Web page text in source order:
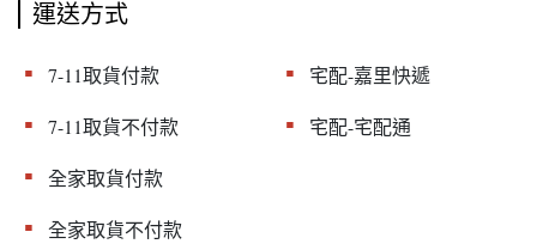
運送方式
▪︎ 7-11取貨付款 ▪︎ 宅配-嘉里快遞
▪︎ 7-11取貨不付款 ▪︎ 宅配-宅配通
▪︎ 全家取貨付款
▪︎ 全家取貨不付款